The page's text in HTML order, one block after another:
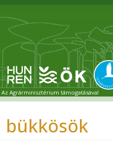
Az Agrárminisztérium támogatásával
bükkösök